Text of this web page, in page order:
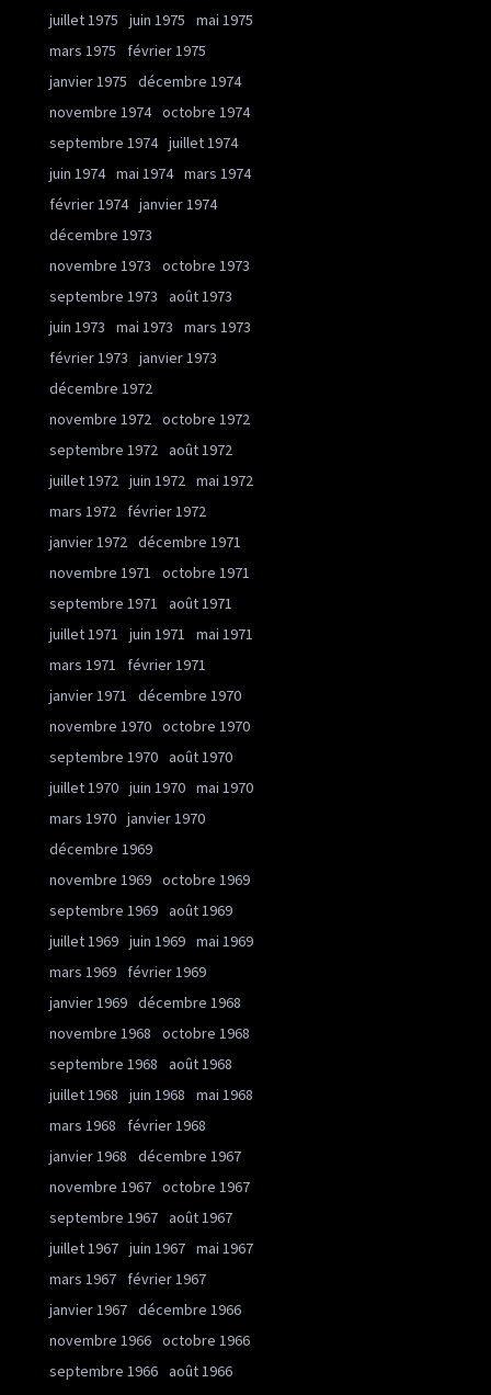
juillet 1975
juin 1975
mai 1975
mars 1975
février 1975
janvier 1975
décembre 1974
novembre 1974 octobre 1974
septembre 1974 juillet 1974
juin 1974 mai 1974 mars 1974
février 1974 janvier 1974
décembre 1973
novembre 1973
octobre 1973
septembre 1973
août 1973
juin 1973
mai 1973
mars 1973
février 1973
janvier 1973
décembre 1972
novembre 1972 octobre 1972
septembre 1972 août 1972
juillet 1972 juin 1972 mai 1972
mars 1972
février 1972
janvier 1972 décembre 1971
novembre 1971
octobre 1971
septembre 1971
août 1971
juillet 1971
juin 1971
mai 1971
mars 1971
février 1971
janvier 1971
décembre 1970
novembre 1970 octobre 1970
septembre 1970 août 1970
juillet 1970 juin 1970 mai 1970
mars 1970 janvier 1970
décembre 1969
novembre 1969 octobre 1969
septembre 1969 août 1969
juillet 1969 juin 1969 mai 1969
mars 1969
février 1969
janvier 1969 décembre 1968
novembre 1968
octobre 1968
septembre 1968
août 1968
juillet 1968
juin 1968
mai 1968
mars 1968
février 1968
janvier 1968
décembre 1967
novembre 1967 octobre 1967
septembre 1967 août 1967
juillet 1967 juin 1967 mai 1967
mars 1967
février 1967
janvier 1967 décembre 1966
novembre 1966 octobre 1966
septembre 1966 août 1966